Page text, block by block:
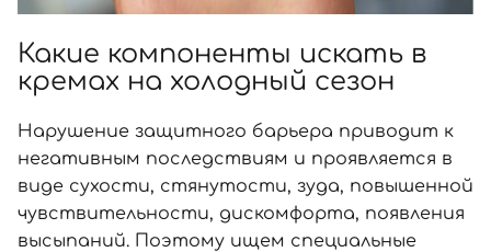
Какие компоненты искать в
кремах на холодный сезон
Нарушение защитного барьера приводит к
негативным последствиям и проявляется в
виде сухости, стянутости, зуда, повышенной
чувствительности, дискомфорта, появления
высыпаний. Поэтому ищем специальные